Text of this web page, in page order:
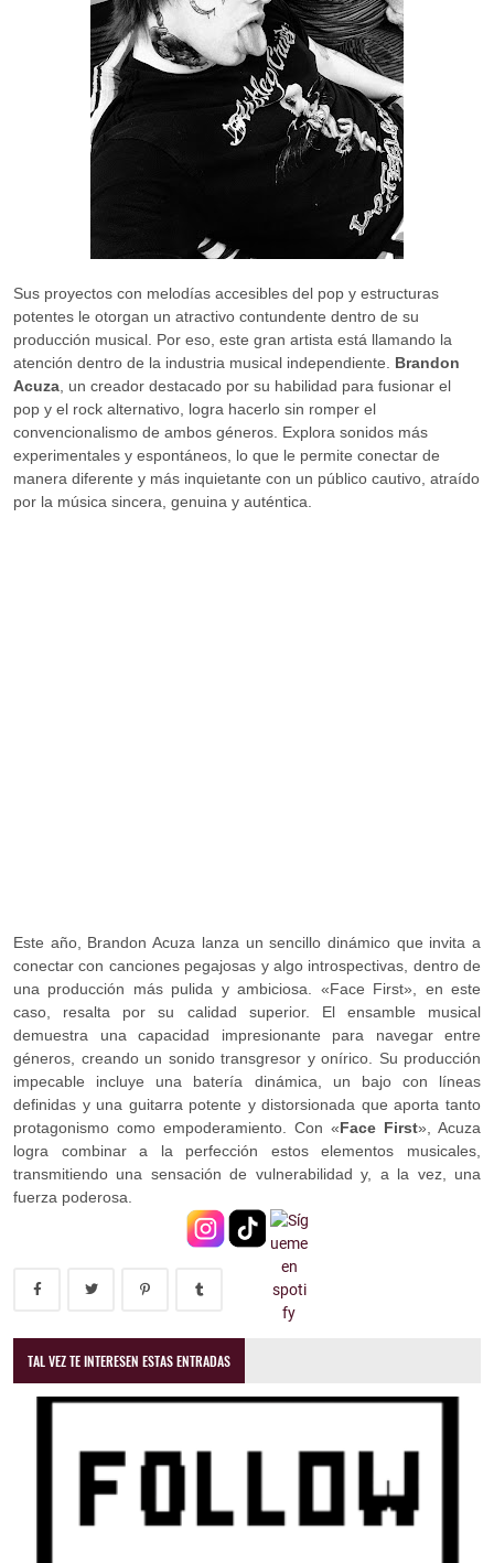
Sus proyectos con melodías accesibles del pop y estructuras
potentes le otorgan un atractivo contundente dentro de su
producción musical. Por eso, este gran artista está llamando la
atención dentro de la industria musical independiente. Brandon
Acuza, un creador destacado por su habilidad para fusionar el
pop y el rock alternativo, logra hacerlo sin romper el
convencionalismo de ambos géneros. Explora sonidos más
experimentales y espontáneos, lo que le permite conectar de
manera diferente y más inquietante con un público cautivo, atraído
por la música sincera, genuina y auténtica.
Este año, Brandon Acuza lanza un sencillo dinámico que invita a
conectar con canciones pegajosas y algo introspectivas, dentro de
una producción más pulida y ambiciosa. «Face First», en este
caso, resalta por su calidad superior. El ensamble musical
demuestra una capacidad impresionante para navegar entre
géneros, creando un sonido transgresor y onírico. Su producción
impecable incluye una batería dinámica, un bajo con líneas
definidas y una guitarra potente y distorsionada que aporta tanto
protagonismo como empoderamiento. Con «Face First», Acuza
logra combinar a la perfección estos elementos musicales,
transmitiendo una sensación de vulnerabilidad y, a la vez, una
fuerza poderosa.
TAL VEZ TE INTERESEN ESTAS ENTRADAS